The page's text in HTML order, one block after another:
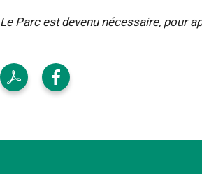
Le Parc est devenu nécessaire, pour